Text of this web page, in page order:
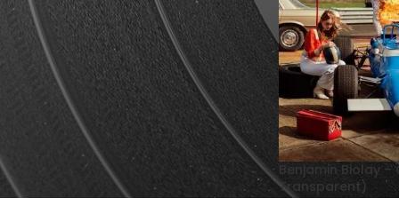
GENRES MUSICAUX
Chanson Française 4
2
Pop Rock
Benjamin Biolay –
Transparent)